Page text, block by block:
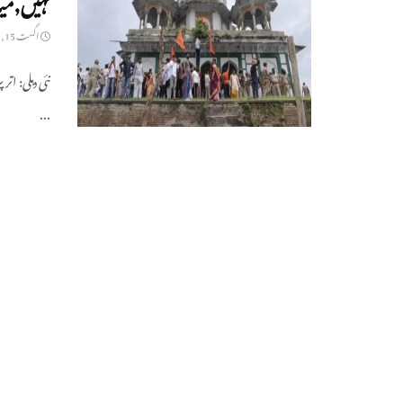
اگست 15, 2025
نئی دہلی:
...